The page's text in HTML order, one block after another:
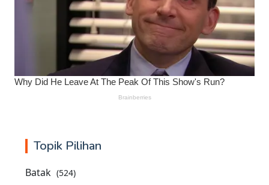
Topik Pilihan
Batak (524)